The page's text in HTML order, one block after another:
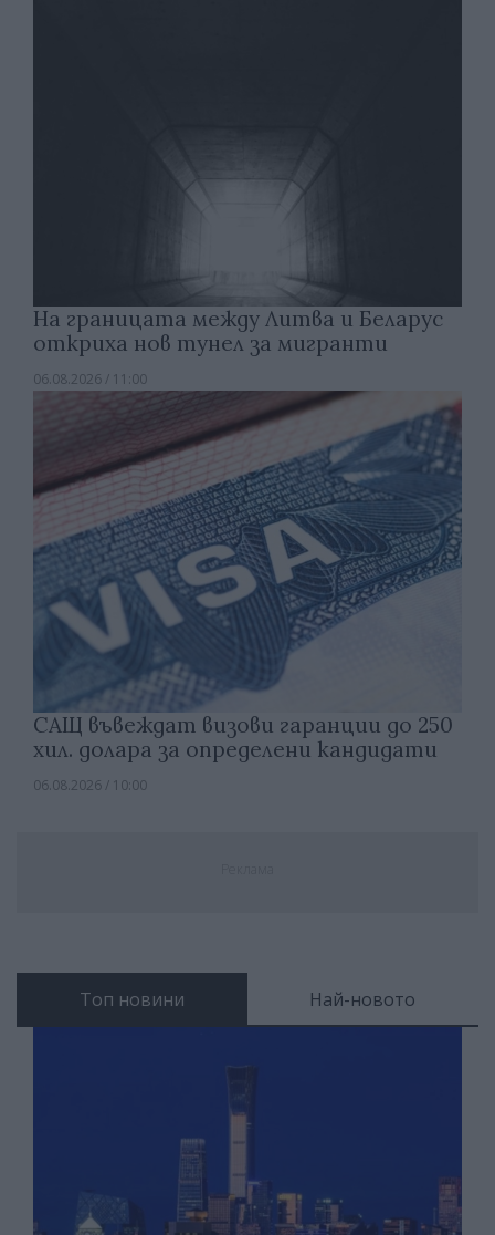
На границата между Литва и Беларус
откриха нов тунел за мигранти
06.08.2026 / 11:00
САЩ въвеждат визови гаранции до 250
хил. долара за определени кандидати
06.08.2026 / 10:00
Топ новини Най-новото